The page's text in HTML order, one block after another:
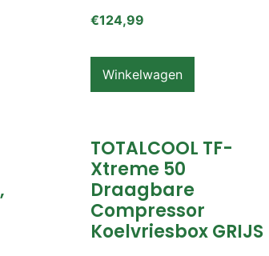
€124,99
Winkelwagen
TOTALCOOL TF-
Xtreme 50
Draagbare
Compressor
Koelvriesbox GRIJS